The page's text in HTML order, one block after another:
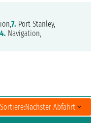
7. Port Stanley,
Navigation,
Sortiere:Nächster Abfahrt